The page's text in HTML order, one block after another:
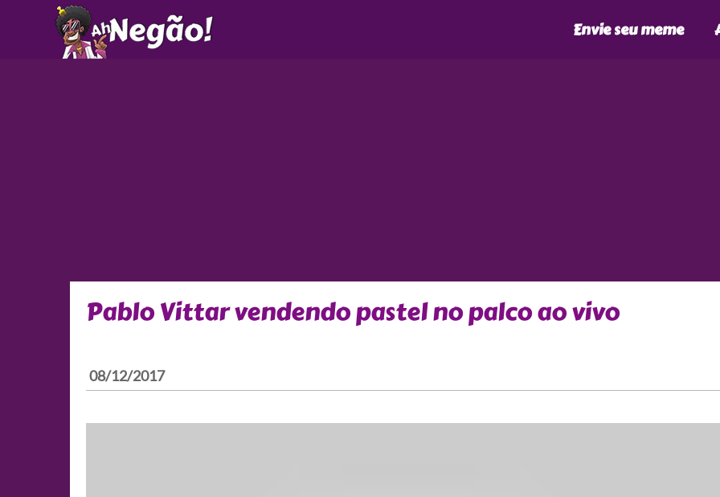
Envie seu meme
Pablo Vittar vendendo pastel no palco ao vivo
08/12/2017